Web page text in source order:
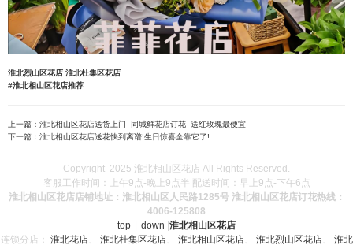
淮北烈山区花店 淮北杜集区花店
#淮北相山区花店推荐
上一篇： 淮北相山区花店送货上门_同城鲜花店订花_送红玫瑰最便宜
下一篇： 淮北相山区花店送花快到离谱!生日惊喜全靠它了!
Copyright 2025 淮北相山区花店 All Rights Reserved.
客服工作时间：上午9点-晚上9点半 配送时间：早上9点-下午6点
淮北相山区花店店铺地址：淮北相山区人民路1285号 淮北相山区花店订花热线：
4006-125808
top
down 淮北相山区花店
连锁分店： 淮北花店、 淮北杜集区花店、 淮北相山区花店、 淮北烈山区花店、 淮北